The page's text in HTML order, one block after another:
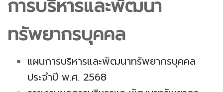
การบริหารและพัฒนา
ทรัพยากรบุคคล
แผนการบริหารและพัฒนาทรัพยากรบุคคล
ประจำปี พ.ศ. 2568